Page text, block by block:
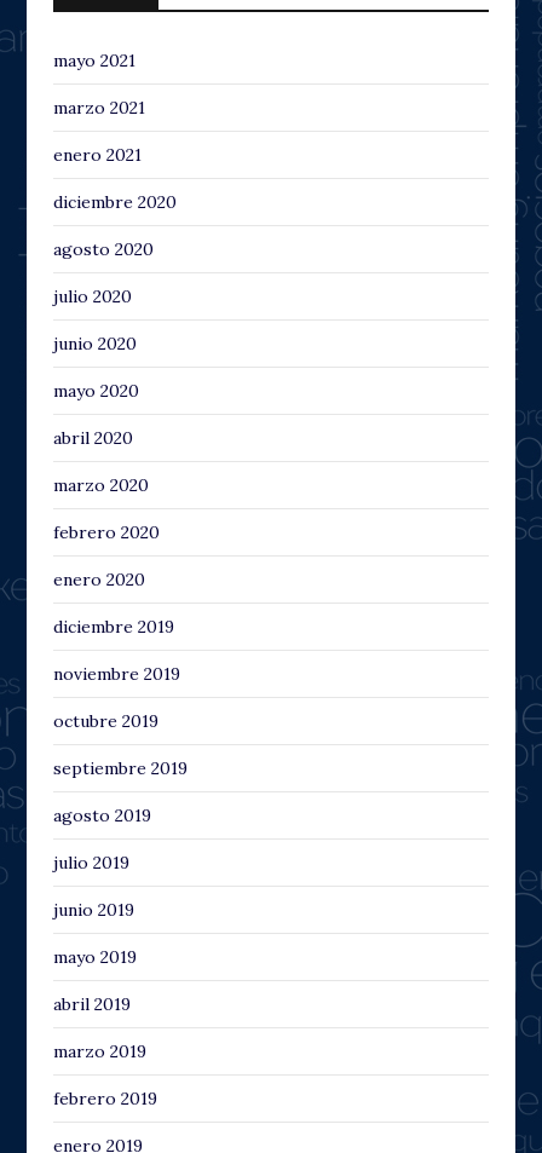
mayo 2021
marzo 2021
enero 2021
diciembre 2020
agosto 2020
julio 2020
junio 2020
mayo 2020
abril 2020
marzo 2020
febrero 2020
enero 2020
diciembre 2019
noviembre 2019
octubre 2019
septiembre 2019
agosto 2019
julio 2019
junio 2019
mayo 2019
abril 2019
marzo 2019
febrero 2019
enero 2019